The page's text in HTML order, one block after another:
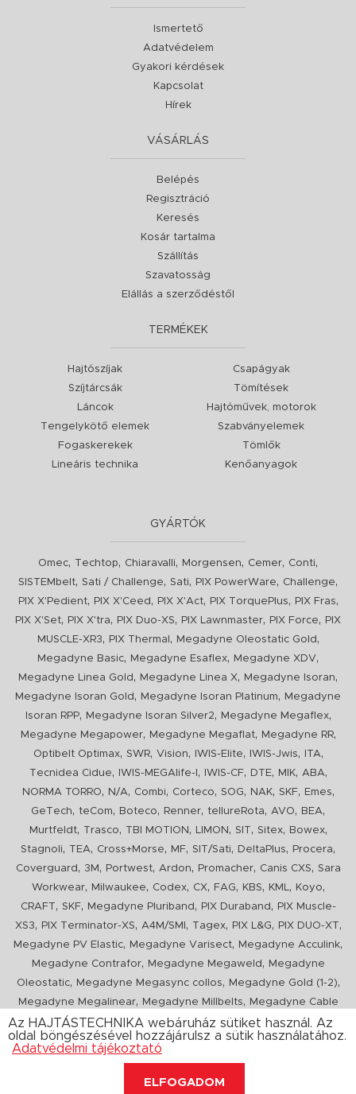
Ismertető
Adatvédelem
Gyakori kérdések
Kapcsolat
Hírek
VÁSÁRLÁS
Belépés
Regisztráció
Keresés
Kosár tartalma
Szállítás
Szavatosság
Elállás a szerződéstől
TERMÉKEK
Hajtószíjak
Szíjtárcsák
Láncok
Tengelykötő elemek
Fogaskerekek
Lineáris technika
Csapágyak
Tömítések
Hajtóművek, motorok
Szabványelemek
Tömlők
Kenőanyagok
GYÁRTÓK
Omec, Techtop, Chiaravalli, Morgensen, Cemer, Conti,
SISTEMbelt, Sati / Challenge, Sati, PIX PowerWare, Challenge,
PIX X'Pedient, PIX X'Ceed , PIX X'Act, PIX TorquePlus, PIX Fras,
PIX X'Set, PIX X'tra, PIX Duo-XS, PIX Lawnmaster, PIX Force,
PIX
MUSCLE-XR3, PIX Thermal , Megadyne Oleostatic Gold ,
Megadyne Basic, Megadyne Esaflex, Megadyne XDV,
Megadyne Linea Gold , Megadyne Linea X, Megadyne Isoran,
Megadyne Isoran Gold , Megadyne Isoran Platinum,
Megadyne
Isoran RPP, Megadyne Isoran Silver2, Megadyne Megaflex,
Megadyne Megapower, Megadyne Megaflat, Megadyne RR,
Optibelt Optimax, SWR, Vision, IWIS-Elite, IWIS-Jwis, ITA,
Tecnidea Cidue, IWIS-MEGAlife-I , IWIS-CF, DTE, MIK, ABA,
NORMA TORRO, N/A, Combi, Corteco, SOG, NAK, SKF, Emes,
GeTech, teCom, Boteco, Renner, tellureRota, AVO, BEA,
Murtfeldt, Trasco, TBI MOTION , LIMON , SIT, Sitex, Bowex,
Stagnoli, TEA, Cross+Morse, MF, SIT/Sati, DeltaPlus, Procera,
Coverguard , 3M , Portwest, Ardon, Promacher, Canis CXS, Sara
Workwear, Milwaukee, Codex, CX, FAG, KBS, KML, Koyo,
CRAFT, SKF, Megadyne Pluriband , PIX Duraband ,
PIX Muscle-
XS3, PIX Terminator-XS, A4M/SMI , Tagex, PIX L&G, PIX DUO-XT,
Megadyne PV Elastic, Megadyne Varisect, Megadyne Acculink,
Megadyne Contrafor, Megadyne Megaweld ,
Megadyne
Oleostatic, Megadyne Megasync collos, Megadyne Gold (1-2),
Megadyne Megalinear, Megadyne Millbelts,
Megadyne Cable
Pull, PIX X'Ceed,Megadyne Pull Down, Optibelt VB,Mitsuboshi
ConCar,Megadyne Megarib ,PIX HARVESTER,Urgent
Az HAJTÁSTECHNIKA webáruház sütiket használ. Az
oldal böngészésével hozzájárulsz a sütik használatához.
Adatvédelmi tájékoztató
ELFOGADOM